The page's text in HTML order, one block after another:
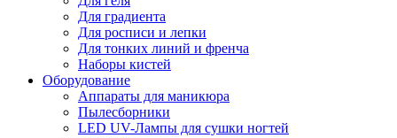
Для градиента
Для росписи и лепки
Для тонких линий и френча
Наборы кистей
Оборудование
Аппараты для маникюра
Пылесборники
LED UV-Лампы для сушки ногтей